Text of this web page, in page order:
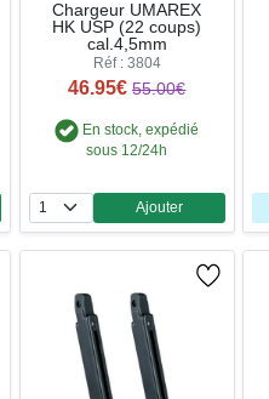
Chargeur UMAREX
HK USP (22 coups)
cal.4,5mm
Réf : 3804
46.95€ 55.00€
En stock, expédié
sous 12/24h
Quantité
Ajouter